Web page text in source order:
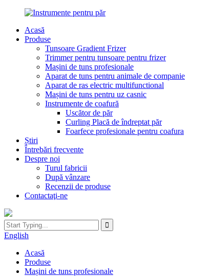
Acasă
Produse
Tunsoare Gradient Frizer
Trimmer pentru tunsoare pentru frizer
Mașini de tuns profesionale
Aparat de tuns pentru animale de companie
Aparat de ras electric multifunctional
Mașini de tuns pentru uz casnic
Instrumente de coafură
Uscător de păr
Curling Placă de îndreptat păr
Foarfece profesionale pentru coafura
Știri
Întrebări frecvente
Despre noi
Turul fabricii
După vânzare
Recenzii de produse
Contactaţi-ne
English
Acasă
Produse
Mașini de tuns profesionale